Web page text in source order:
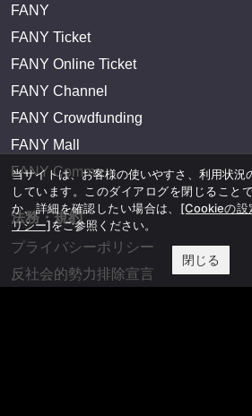
FANY
FANY Ticket
FANY Online Ticket
FANY Channel
FANY Crowdfunding
FANY Mall
FANY Commu
法務・規約
プライバシーポリシー
反社会的勢力排除宣言
当サイトは、お客様の使いやすさ、利用状
しています。このダイアログを閉じること
か、詳細を確認したい場合は、 [Cookieの設
リシー]をご参照ください。
閉じる